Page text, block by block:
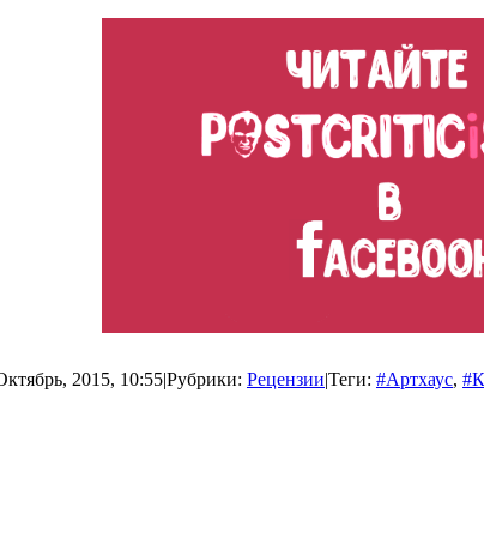
2015, 10:55|Рубрики: Рецензии|Теги: #Артхаус,